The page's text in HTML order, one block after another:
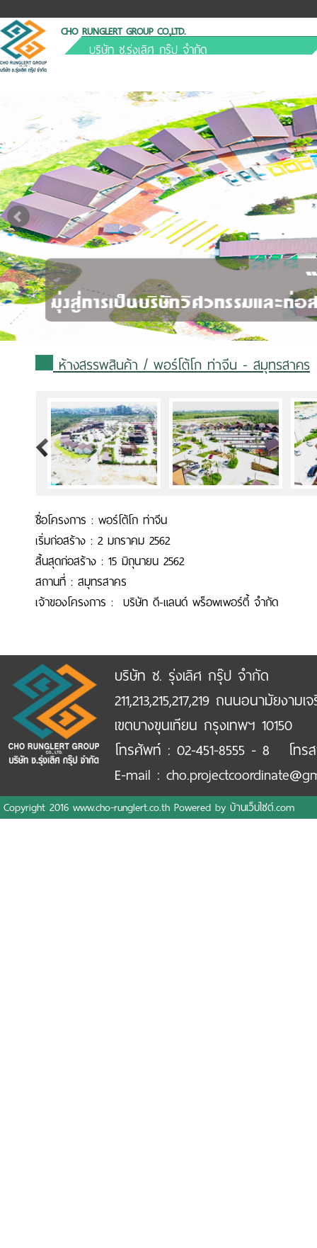
CHO RUNGLERT GROUP CO.,LTD.
บริษัท ช.รุ่งเลิศ กรุ๊ป จำกัด
ห้างสรรพสินค้า/ พอร์โต้โก ท่าจีน - สมุทรสาคร
>
ชื่อโครงการ : พอร์โต้โก ท่าจีน
เริ่มก่อสร้าง : 2 มกราคม 2562
สิ้นสุดก่อสร้าง : 15 มิถุนายน 2562
สถานที่ : สมุทรสาคร
เจ้าของโครงการ : บริษัท ดี-แลนด์ พร็อพเพอร์ตี้ จำกัด
บริษัท ช. รุ่งเลิศ กรุ๊ป จำกัด
211,213,215,217,219 ถนนอนามัยงา
เขตบางขุนเทียน กรุงเทพฯ 10150
โทรศัพท์ : 02-451-8555 - 8 โทรส
E-mail :
Copyright 2016 www.cho-runglert.co.th Powered by บ้านเว็บไซต์.com